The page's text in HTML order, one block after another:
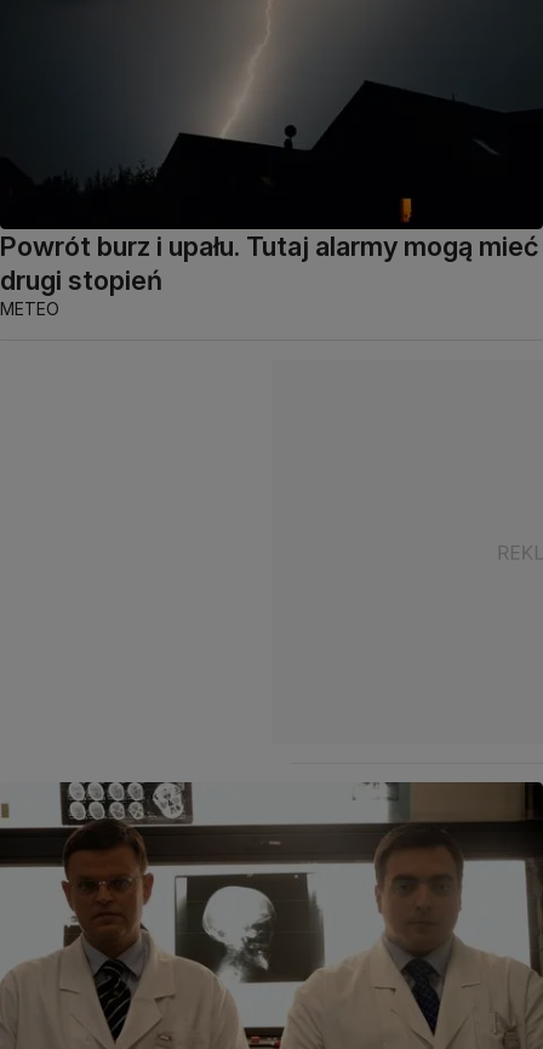
Powrót burz i upału. Tutaj alarmy mogą mieć
drugi stopień
METEO